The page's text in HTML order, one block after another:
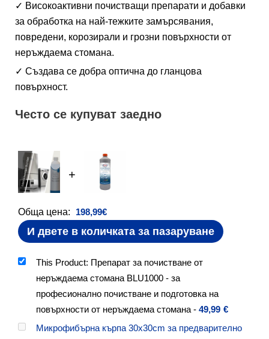
✓ Високоактивни почистващи препарати и добавки
за обработка на най-тежките замърсявания,
повредени, корозирали и грозни повърхности от
неръждаема стомана.
✓ Създава се добра оптична до гланцова
повърхност.
Често се купуват заедно
+
Обща цена: 198,99€
И двете в количката за пазаруване
This Product: Препарат за почистване от
неръждаема стомана BLU1000 - за
професионално почистване и подготовка на
повърхности от неръждаема стомана - 49,99 €
Микрофибърна кърпа 30x30cm за предварително